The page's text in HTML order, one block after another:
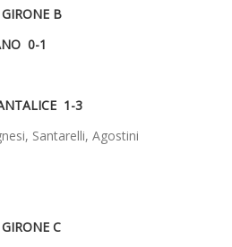
GIRONE B
0-1
1-3
Santarelli, Agostini
GIRONE C